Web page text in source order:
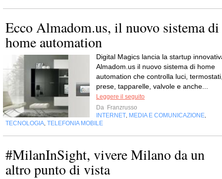
Ecco Almadom.us, il nuovo sistema di
home automation
Digital Magics lancia la startup
Almadom.us il nuovo sistema di home
automation che controlla luci,
prese, tapparelle, valvole e anche...
Leggere il seguito
Da Franzrusso
INTERNET MEDIA E COMUNICAZIONE
TECNOLOGIA TELEFONIA MOBILE
#MilanInSight, vivere Milano da un
altro punto di vista